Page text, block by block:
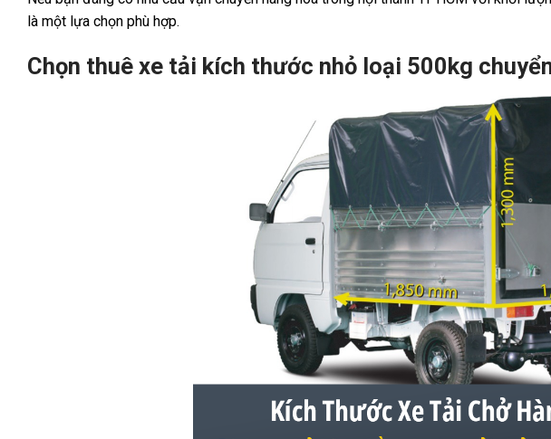
là một lựa chọn phù hợp.
Chọn thuê xe tải kích thước nhỏ loại 500kg